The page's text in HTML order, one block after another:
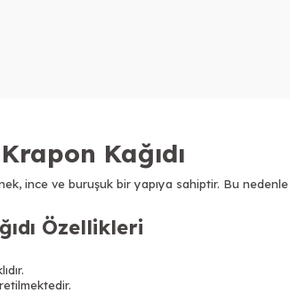
Kağıdı
ince ve buruşuk bir yapıya sahiptir. Bu
Özellikleri